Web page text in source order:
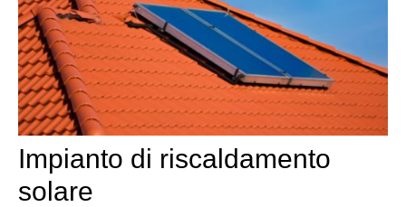
Impianto di riscaldamento
solare